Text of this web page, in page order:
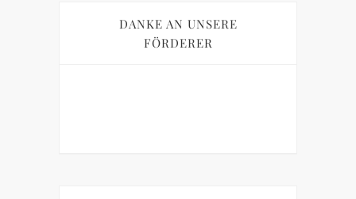
DANKE AN UNSERE
FÖRDERER